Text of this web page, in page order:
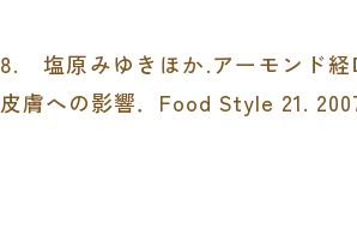
8. 塩原みゆきほか.アーモンド
皮膚への影響． Food Style 21.